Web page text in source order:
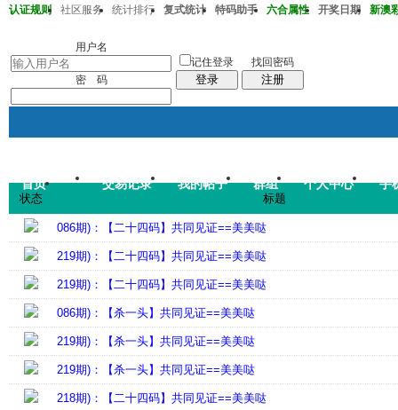
认证规则 社区服务 统计排行 复式统计 特码助手 六合属性 开奖日期
新澳
用户名
密 码
记住登录
登录
找回密码
注册
首页 交易记录 我的帖子 群组 个人中心 手
帖子
码皇总管 说：2026年7月底
状态 标题
086期)：【二十四码】共同见证==美美哒
219期)：【二十四码】共同见证==美美哒
219期)：【二十四码】共同见证==美美哒
086期)：【杀一头】共同见证==美美哒
219期)：【杀一头】共同见证==美美哒
219期)：【杀一头】共同见证==美美哒
218期)：【二十四码】共同见证==美美哒